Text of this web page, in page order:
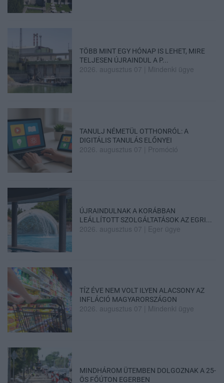
TÖBB MINT EGY HÓNAP IS LEHET, MIRE
TELJESEN ÚJRAINDUL A P...
2026. augusztus 07 Mindenki ügye
TANULJ NÉMETÜL OTTHONRÓL: A
DIGITÁLIS TANULÁS ELŐNYEI
2026. augusztus 07 Promóció
ÚJRAINDULNAK A KORÁBBAN
LEÁLLÍTOTT SZOLGÁLTATÁSOK AZ EGRI...
2026. augusztus 07 Eger ügye
TÍZ ÉVE NEM VOLT ILYEN ALACSONY AZ
INFLÁCIÓ MAGYARORSZÁGON
2026. augusztus 07 Mindenki ügye
MINDHÁROM ÜTEMBEN DOLGOZNAK A 25-
ÖS FŐÚTON EGERBEN